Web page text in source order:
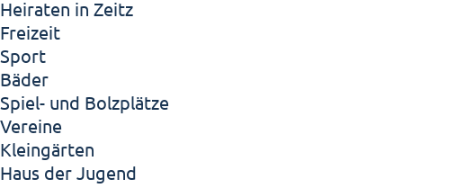
Heiraten in Zeitz
Freizeit
Sport
Bäder
Spiel- und Bolzplätze
Vereine
Kleingärten
Haus der Jugend